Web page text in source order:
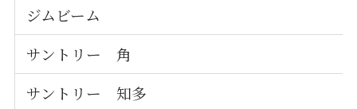
ジムビーム
サントリー 角
サントリー 知多